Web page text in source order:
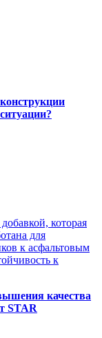
которая
для
к асфальтовым
к
качества
STAR